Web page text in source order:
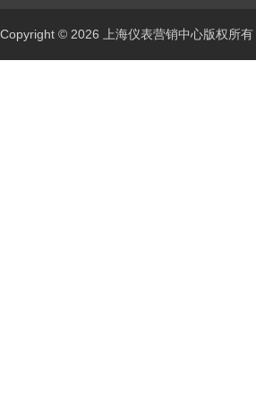
Copyright © 2026 上海仪表营销中心版权所有